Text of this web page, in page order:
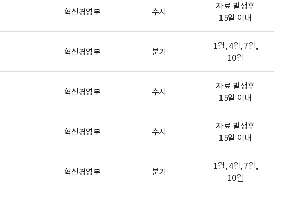
혁신경영부 수시
자료 발생후
15일 이내
혁신경영부 분기
1월, 4월, 7월,
10월
혁신경영부 수시
자료 발생후
15일 이내
혁신경영부 수시
자료 발생후
15일 이내
혁신경영부 분기
1월, 4월, 7월,
10월